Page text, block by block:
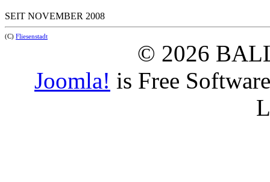
SEIT NOVEMBER 2008
(C) Fliesenstadt
© 2026
Joomla! is Free